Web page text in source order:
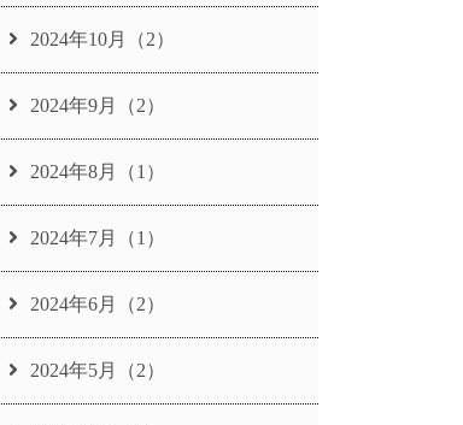
2024年10月（2）
2024年9月（2）
2024年8月（1）
2024年7月（1）
2024年6月（2）
2024年5月（2）